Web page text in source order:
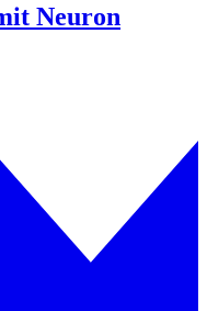
Neuron